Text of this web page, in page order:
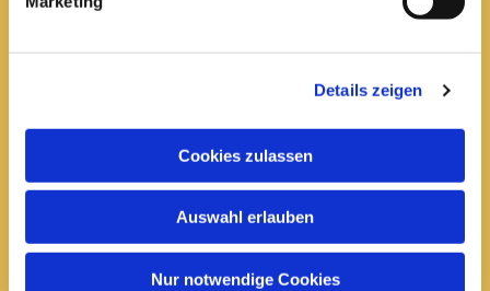
Details zeigen
Cookies zulassen
Auswahl erlauben
Nur notwendige Cookies
Büro Arnstadt
Mittwoch
14 bis 16 Uhr